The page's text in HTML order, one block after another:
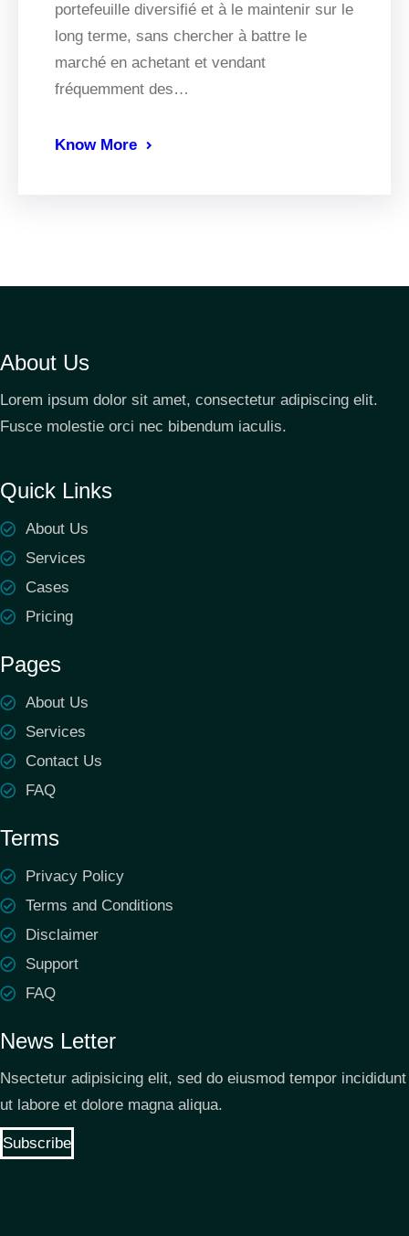
portefeuille diversifié et à le maintenir sur le
long terme, sans chercher à battre le
marché en achetant et vendant
fréquemment des…
Know More
About Us
Lorem ipsum dolor sit amet, consectetur adipiscing elit.
Fusce molestie orci nec bibendum iaculis.
Quick Links
About Us
Services
Cases
Pricing
Pages
About Us
Services
Contact Us
FAQ
Terms
Privacy Policy
Terms and Conditions
Disclaimer
Support
FAQ
News Letter
Nsectetur adipisicing elit, sed do eiusmod tempor incididunt
ut labore et dolore magna aliqua.
Subscribe